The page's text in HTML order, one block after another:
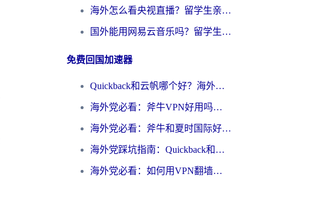
海外怎么看央视直播？留学生亲测：3步解决版权限制+追剧自由
国外能用网易云音乐吗？留学生亲测：3步解决海外听歌难题
免费回国加速器
Quickback和云帆哪个好？海外党2026亲测指南：选对加速器大陆工具，无缝刷国内剧玩国服
海外党必看：斧牛VPN好用吗？和GoLinkVPN对比哪个回国效果更好？
海外党必看：斧牛和夏时国际好用吗？3步选对回国加速器，无缝刷国内资源
海外党踩坑指南：Quickback和归雁好用吗？选对加速器才能无缝刷国内资源
海外党必看：如何用VPN翻墙到大陆PTT？一篇解决你所有回国加速痛点